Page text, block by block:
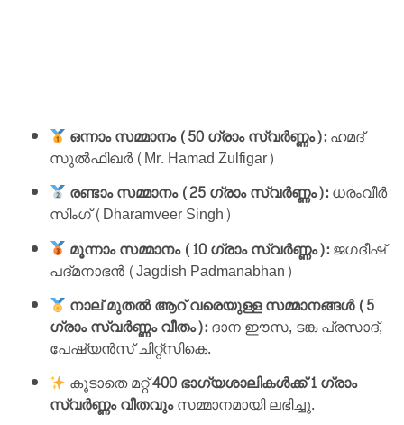
ഒന്നാം സമ്മാനം (50 ഗ്രാം സ്വർണ്ണം):ഹമദ്
സുൽഫിഖർ (Mr. Hamad Zulfigar)
രണ്ടാം സമ്മാനം (25 ഗ്രാം സ്വർണ്ണം):ധരംവീർ
സിംഗ് (Dharamveer Singh)
മൂന്നാം സമ്മാനം (10 ഗ്രാം സ്വർണ്ണം):ജഗദീഷ്
പദ്മനാഭൻ (Jagdish Padmanabhan)
നാല് മുതൽ ആറ് വരെയുള്ള സമ്മാനങ്ങൾ (5
ഗ്രാം സ്വർണ്ണം വീതം):ദാന ഈസ, ടങ്ക പ്രസാദ്,
പേഷ്യൻസ് ചിറ്റ്സികെ.
കൂടാതെ മറ്റ്400 ഭാഗ്യശാലികൾക്ക് 1 ഗ്രാം
സ്വർണ്ണം വീതവുംസമ്മാനമായി ലഭിച്ചു.